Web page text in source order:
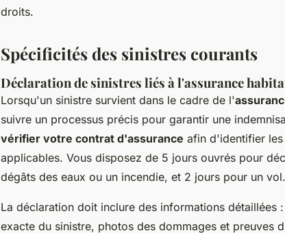
droits.
Spécificités des sinistres courants
Déclaration de sinistres liés à l'assurance
Lorsqu'un sinistre survient dans le cadre de l'
suivre un processus précis pour garantir une
vérifier votre contrat d'assurance afin d'identifier
applicables. Vous disposez de 5 jours ouvrés pour
dégâts des eaux ou un incendie, et 2 jours pour un vol.
La déclaration doit inclure des informations détaillées
exacte du sinistre, photos des dommages et preuves